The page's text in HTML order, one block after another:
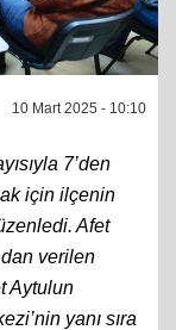
10 Mart 2025 - 10:10
7’den
için ilçenin
Afet
verilen
Aytulun
yanı sıra